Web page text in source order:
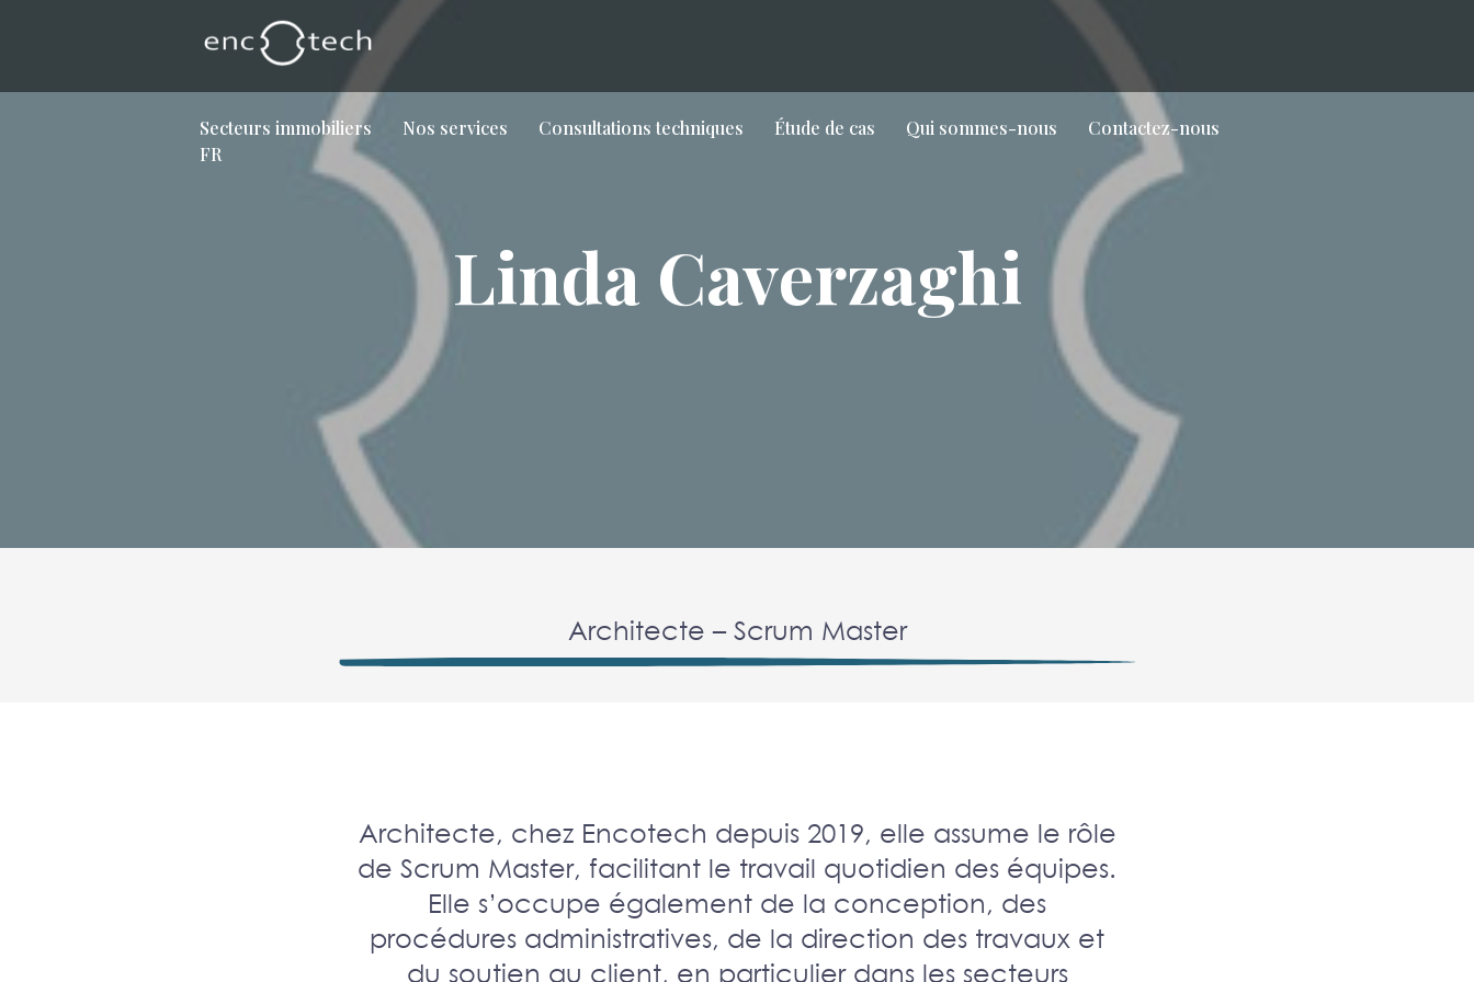
Secteurs immobiliers Nos services Consultations techniques Étude de cas Qui sommes-nous
Contactez-nous
FR
Linda Caverzaghi
Architecte – Scrum Master
Architecte, chez Encotech depuis 2019, elle assume le rôle
de Scrum Master, facilitant le travail quotidien des équipes.
Elle s’occupe également de la conception, des
procédures administratives, de la direction des travaux et
du soutien au client, en particulier dans les secteurs